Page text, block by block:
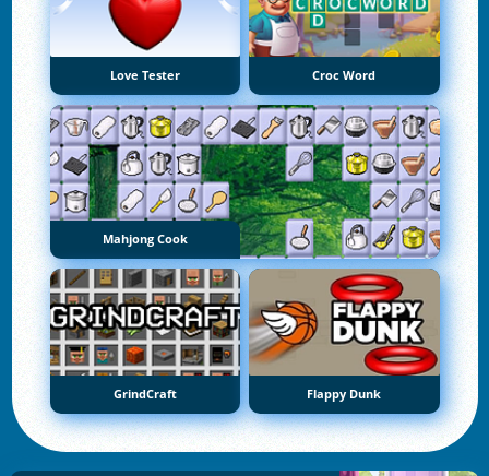
Love Tester Croc Word
Mahjong Cook
GrindCraft Flappy Dunk